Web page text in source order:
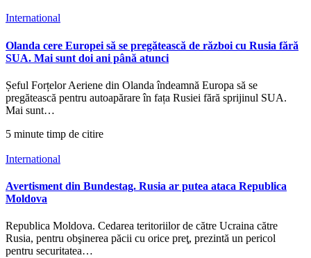
International
Olanda cere Europei să se pregătească de război cu Rusia fără
SUA. Mai sunt doi ani până atunci
Șeful Forțelor Aeriene din Olanda îndeamnă Europa să se
pregătească pentru autoapărare în fața Rusiei fără sprijinul SUA.
Mai sunt…
5 minute timp de citire
International
Avertisment din Bundestag. Rusia ar putea ataca Republica
Moldova
Republica Moldova. Cedarea teritoriilor de către Ucraina către
Rusia, pentru obşinerea păcii cu orice preţ, prezintă un pericol
pentru securitatea…